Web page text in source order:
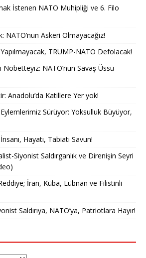
İstenen NATO Muhipliği ve 6. Filo
NATO’nun Askeri Olmayacağız!
TRUMP-NATO Defolacak!
Nöbetteyiz: NATO’nun Savaş Üssü
Anadolu’da Katillere Yer yok!
Eylemlerimiz Sürüyor: Yoksulluk Büyüyor,
Hayatı, Tabiatı Savun!
Siyonist Saldırganlık ve Direnişin Seyri
İran, Küba, Lübnan ve Filistinli
Saldırıya, NATO’ya, Patriotlara Hayır!